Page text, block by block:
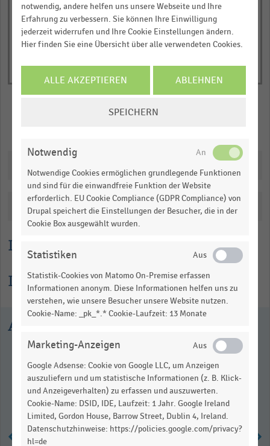
Lesehilfe
Informationen zur Statistik
displaying
Anteil
der
Online-
1.07478.
data
table.
interactive
chart
Katalogisierung
Ausgewählte Statistiken
notwendig, andere helfen uns unsere Webseite und Ihre
Erfahrung zu verbessern. Sie können Ihre Einwilligung
jederzeit widerrufen und Ihre Cookie Einstellungen ändern.
Hier finden Sie eine Übersicht über alle verwendeten Cookies.
ALLE AKZEPTIEREN ABLEHNEN
SPEICHERN
Notwendig
Notwendige Cookies ermöglichen grundlegende Funktionen
und sind für die einwandfreie Funktion der Website
erforderlich. EU Cookie Compliance (GDPR Compliance) von
Drupal speichert die Einstellungen der Besucher, die in der
Cookie Box ausgewählt wurden.
Statistiken
Statistik-Cookies von Matomo On-Premise erfassen
Informationen anonym. Diese Informationen helfen uns zu
verstehen, wie unsere Besucher unsere Website nutzen.
Cookie-Name: _pk_*.* Cookie-Laufzeit: 13 Monate
Marketing-Anzeigen
Google Adsense: Cookie von Google LLC, um Anzeigen
auszuliefern und um statistische Informationen (z. B. Klick-
und Anzeigeverhalten) zu erfassen und auszuwerten.
Cookie-Name: DSID, IDE, Laufzeit: 1 Jahr. Google Ireland
Limited, Gordon House, Barrow Street, Dublin 4, Ireland.
Datenschutzhinweise: https://policies.google.com/privacy?
hl=de